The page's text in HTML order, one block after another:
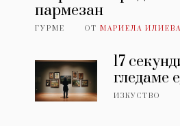
пармезан
ГУРМЕ ОТ МАРИЕЛА ИЛИЕВА
17
гледаме
ИЗКУСТВО